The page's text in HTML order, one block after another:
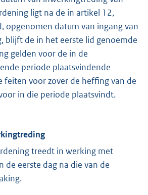
ligt na de in artikel 12,
opgenomen datum van ingang van
blijft de in het eerste lid genoemde
gelden voor de in de
periode plaatsvindende
feiten voor zover de heffing van de
in die periode plaatsvindt.
treedt in werking met
de eerste dag na die van de